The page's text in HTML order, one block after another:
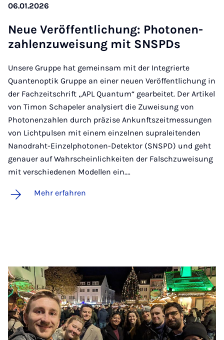
06.01.2026
Neue Ver­öf­fent­li­chung: Pho­to­nen­
zah­len­zu­wei­sung mit SNSPDs
Unsere Gruppe hat gemeinsam mit der Integrierte
Quantenoptik Gruppe an einer neuen Veröffentlichung in
der Fachzeitschrift „APL Quantum“ gearbeitet. Der Artikel
von Timon Schapeler analysiert die Zuweisung von
Photonenzahlen durch präzise Ankunftszeitmessungen
von Lichtpulsen mit einem einzelnen supraleitenden
Nanodraht-Einzelphotonen-Detektor (SNSPD) und geht
genauer auf Wahrscheinlichkeiten der Falschzuweisung
mit verschiedenen Modellen ein.…
Mehr erfahren